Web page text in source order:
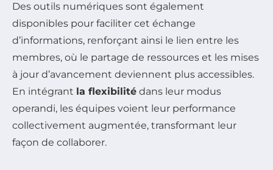
Des outils numériques sont également
disponibles pour faciliter cet échange
d’informations, renforçant ainsi le lien entre les
membres, où le partage de ressources et les mises
à jour d’avancement deviennent plus accessibles.
En intégrant la flexibilité dans leur modus
operandi, les équipes voient leur performance
collectivement augmentée, transformant leur
façon de collaborer.